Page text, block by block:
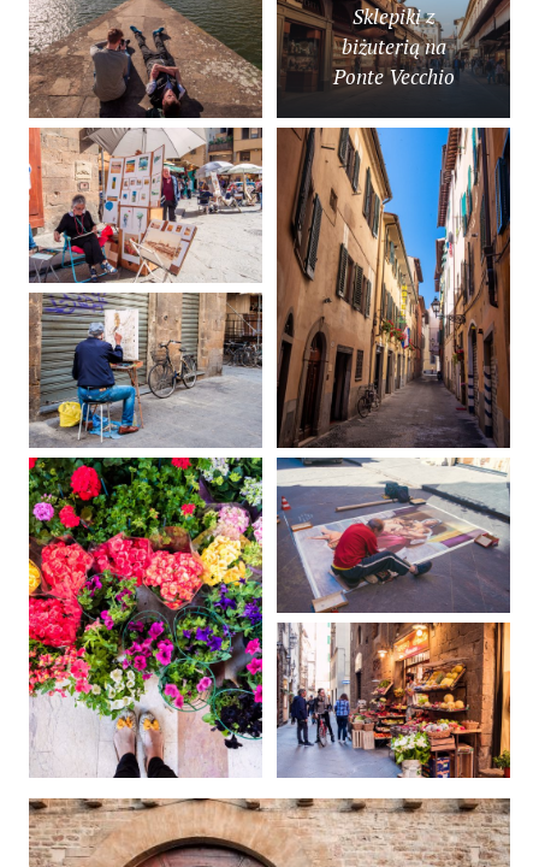
Sklepiki z
biżuterią na
Ponte Vecchio